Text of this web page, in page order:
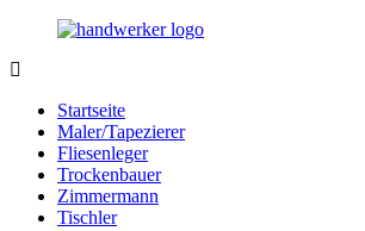
Zurück
Inhalt
Handwerker.de
Ihrer
Nähe
Startseite
Maler/Tapezierer
Fliesenleger
Trockenbauer
Zimmermann
Tischler